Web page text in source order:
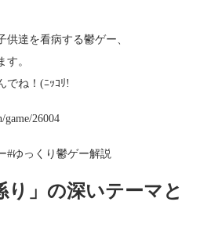
達を看病する鬱ゲー、
す。
でね！(ﾆｯｺﾘ!
26004
#ゆっくり鬱ゲー解説
り」の深いテーマと